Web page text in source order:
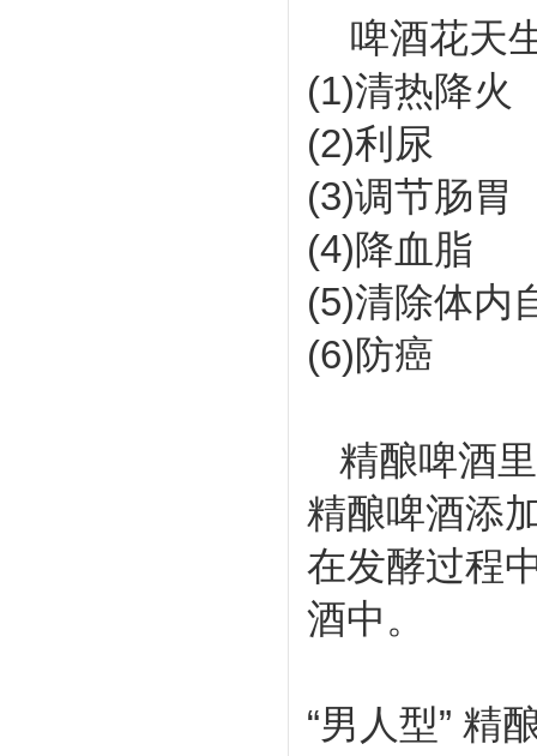
啤酒花天
(1)清热降火
(2)利尿
(3)调节肠胃
(4)降血脂
(5)清除体内
(6)防癌
精酿啤酒
精酿啤酒添
在发酵过程
酒中。
“男人型” 精